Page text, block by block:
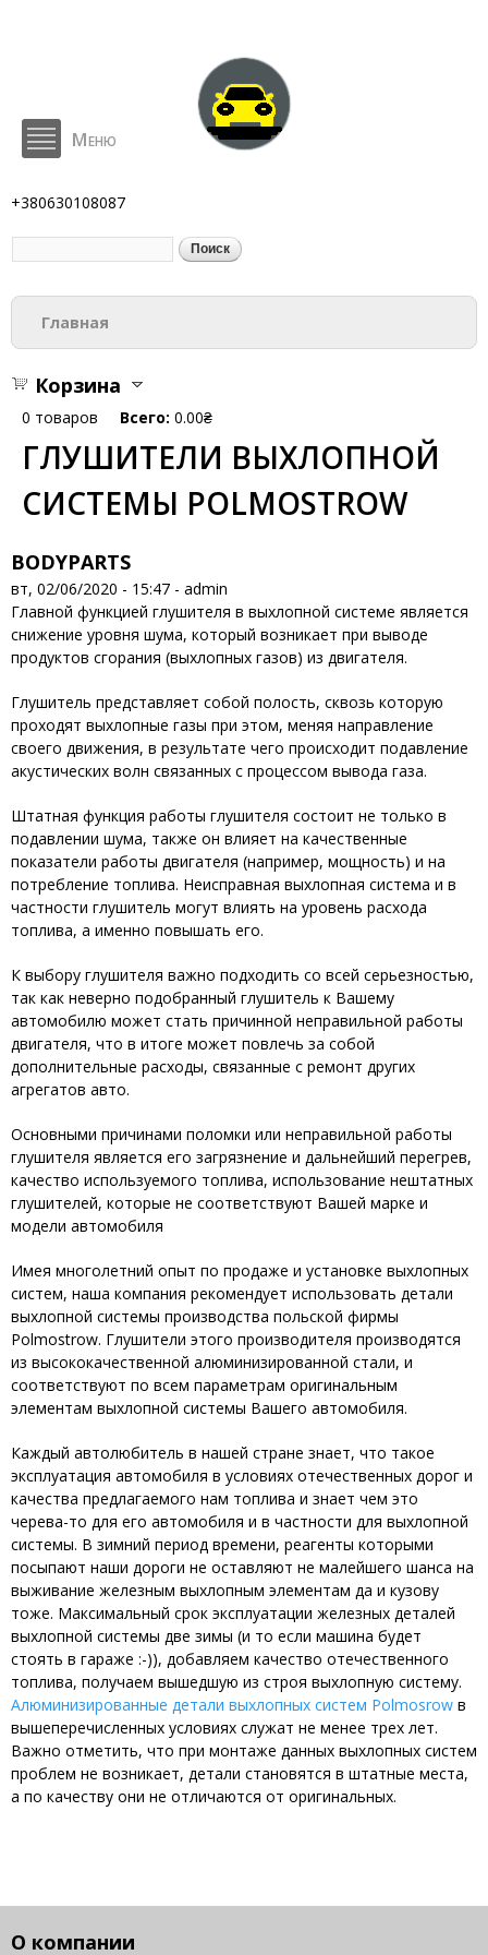
содержанию
BodyParts
Меню
+380630108087
Форма поиска
Вы здесь
Главная
Корзина
0 товаров Всего: 0.00₴
ГЛУШИТЕЛИ ВЫХЛОПНОЙ
СИСТЕМЫ POLMOSTROW
BODYPARTS
вт, 02/06/2020 - 15:47 - admin
Главной функцией глушителя в выхлопной системе является
снижение уровня шума, который возникает при выводе
продуктов сгорания (выхлопных газов) из двигателя.
Глушитель представляет собой полость, сквозь которую
проходят выхлопные газы при этом, меняя направление
своего движения, в результате чего происходит подавление
акустических волн связанных с процессом вывода газа.
Штатная функция работы глушителя состоит не только в
подавлении шума, также он влияет на качественные
показатели работы двигателя (например, мощность) и на
потребление топлива. Неисправная выхлопная система и в
частности глушитель могут влиять на уровень расхода
топлива, а именно повышать его.
К выбору глушителя важно подходить со всей серьезностью,
так как неверно подобранный глушитель к Вашему
автомобилю может стать причинной неправильной работы
двигателя, что в итоге может повлечь за собой
дополнительные расходы, связанные с ремонт других
агрегатов авто.
Основными причинами поломки или неправильной работы
глушителя является его загрязнение и дальнейший перегрев,
качество используемого топлива, использование нештатных
глушителей, которые не соответствуют Вашей марке и
модели автомобиля
Имея многолетний опыт по продаже и установке выхлопных
систем, наша компания рекомендует использовать детали
выхлопной системы производства польской фирмы
Polmostrow. Глушители этого производителя производятся
из высококачественной алюминизированной стали, и
соответствуют по всем параметрам оригинальным
элементам выхлопной системы Вашего автомобиля.
Каждый автолюбитель в нашей стране знает, что такое
эксплуатация автомобиля в условиях отечественных дорог и
качества предлагаемого нам топлива и знает чем это
черева-то для его автомобиля и в частности для выхлопной
системы. В зимний период времени, реагенты которыми
посыпают наши дороги не оставляют не малейшего шанса на
выживание железным выхлопным элементам да и кузову
тоже. Максимальный срок эксплуатации железных деталей
выхлопной системы две зимы (и то если машина будет
стоять в гараже :-)), добавляем качество отечественного
топлива, получаем вышедшую из строя выхлопную систему.
Алюминизированные детали выхлопных систем Polmosrow в
вышеперечисленных условиях служат не менее трех лет.
Важно отметить, что при монтаже данных выхлопных систем
проблем не возникает, детали становятся в штатные места,
а по качеству они не отличаются от оригинальных.
О компании